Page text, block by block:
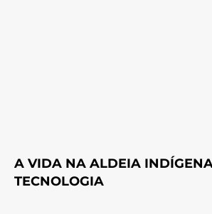
A VIDA NA ALDEIA
TECNOLOGIA